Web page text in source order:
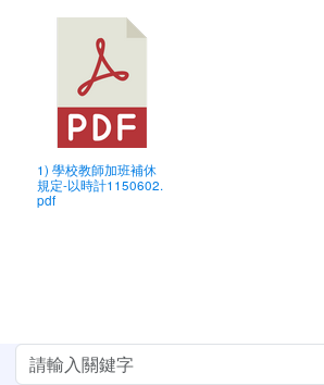
1) 學校教師加班補休
規定-以時計1150602.
pdf
左邊區域內容